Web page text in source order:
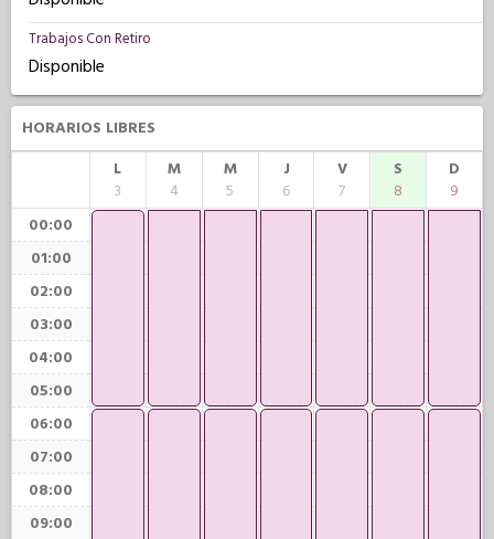
Trabajos Con Retiro
Disponible
HORARIOS LIBRES
L
3
M
4
M
5
J
6
V
7
S
8
D
9
00:00
01:00
02:00
03:00
04:00
05:00
06:00
07:00
08:00
09:00